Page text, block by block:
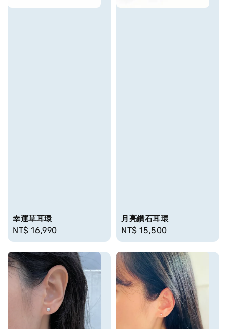
幸運草耳環
Regular
price
NT$ 16,990
月亮鑽石耳環
Regular
price
NT$ 15,500